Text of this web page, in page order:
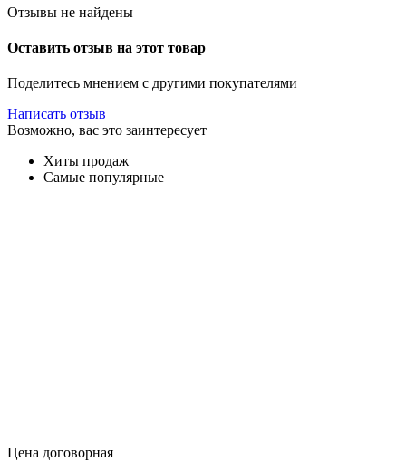
Отзывы не найдены
Оставить отзыв на этот товар
Поделитесь мнением с другими покупателями
Написать отзыв
Возможно, вас это заинтересует
Хиты продаж
Самые популярные
Цена договорная